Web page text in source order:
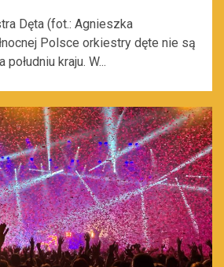
Dęta (fot.: Agnieszka
Polsce orkiestry dęte nie są
kraju. W...